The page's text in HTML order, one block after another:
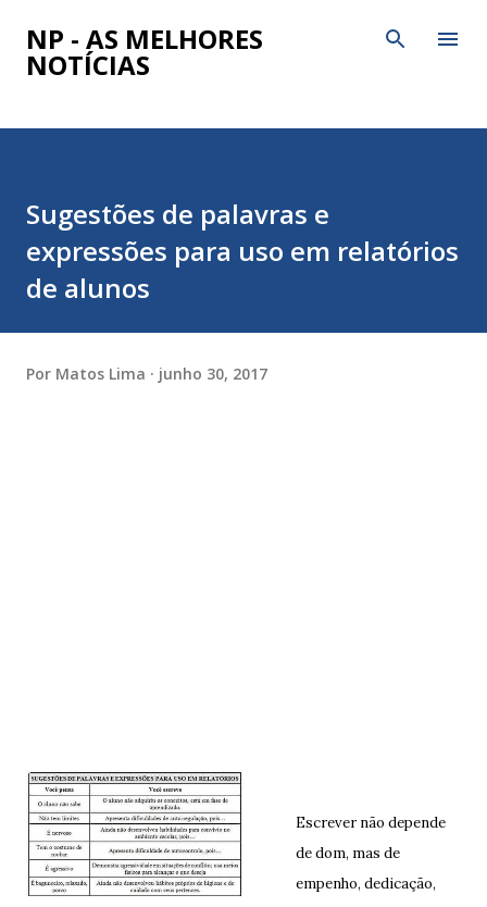
Pular para o conteúdo principal
NP - AS MELHORES
NOTÍCIAS
Sugestões de palavras e
expressões para uso em relatórios
de alunos
Por Matos Lima junho 30, 2017
Escrever não depende
de dom, mas de
empenho, dedicação,